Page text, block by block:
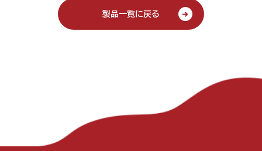
製品一覧に戻る